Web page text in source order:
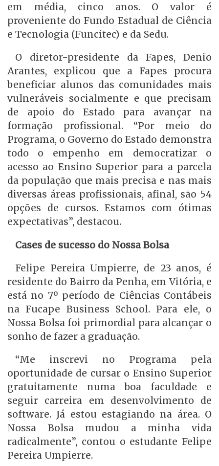
em média, cinco anos. O valor é
proveniente do Fundo Estadual de Ciência
e Tecnologia (Funcitec) e da Sedu.
O diretor-presidente da Fapes, Denio
Arantes, explicou que a Fapes procura
beneficiar alunos das comunidades mais
vulneráveis socialmente e que precisam
de apoio do Estado para avançar na
formação profissional. “Por meio do
Programa, o Governo do Estado demonstra
todo o empenho em democratizar o
acesso ao Ensino Superior para a parcela
da população que mais precisa e nas mais
diversas áreas profissionais, afinal, são 54
opções de cursos. Estamos com ótimas
expectativas”, destacou.
Cases de sucesso do Nossa Bolsa
Felipe Pereira Umpierre, de 23 anos, é
residente do Bairro da Penha, em Vitória, e
está no 7º período de Ciências Contábeis
na Fucape Business School. Para ele, o
Nossa Bolsa foi primordial para alcançar o
sonho de fazer a graduação.
“Me inscrevi no Programa pela
oportunidade de cursar o Ensino Superior
gratuitamente numa boa faculdade e
seguir carreira em desenvolvimento de
software. Já estou estagiando na área. O
Nossa Bolsa mudou a minha vida
radicalmente”, contou o estudante Felipe
Pereira Umpierre.